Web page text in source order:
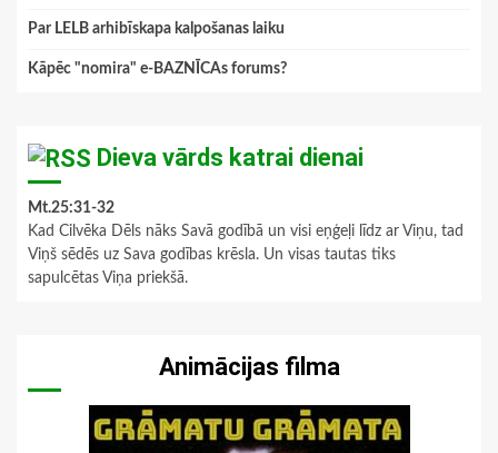
Par LELB arhibīskapa kalpošanas laiku
Kāpēc "nomira" e-BAZNĪCAs forums?
Dieva vārds katrai dienai
Mt.25:31-32
Kad Cilvēka Dēls nāks Savā godībā un visi eņģeļi līdz ar Viņu, tad
Viņš sēdēs uz Sava godības krēsla. Un visas tautas tiks
sapulcētas Viņa priekšā.
Animācijas filma